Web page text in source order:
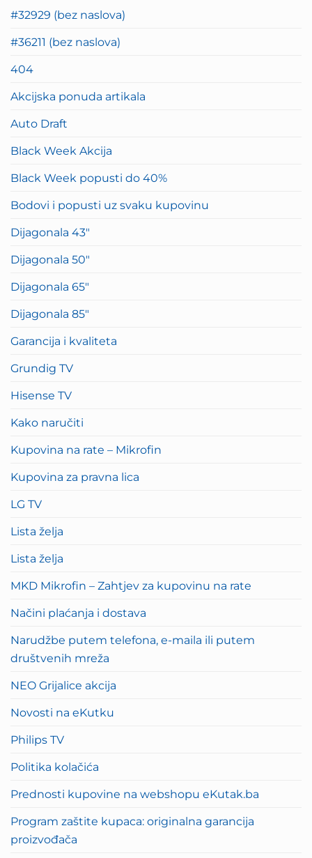
#32929 (bez naslova)
#36211 (bez naslova)
404
Akcijska ponuda artikala
Auto Draft
Black Week Akcija
Black Week popusti do 40%
Bodovi i popusti uz svaku kupovinu
Dijagonala 43″
Dijagonala 50″
Dijagonala 65″
Dijagonala 85″
Garancija i kvaliteta
Grundig TV
Hisense TV
Kako naručiti
Kupovina na rate – Mikrofin
Kupovina za pravna lica
LG TV
Lista želja
Lista želja
MKD Mikrofin – Zahtjev za kupovinu na rate
Načini plaćanja i dostava
Narudžbe putem telefona, e-maila ili putem
društvenih mreža
NEO Grijalice akcija
Novosti na eKutku
Philips TV
Politika kolačića
Prednosti kupovine na webshopu eKutak.ba
Program zaštite kupaca: originalna garancija
proizvođača